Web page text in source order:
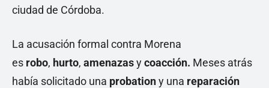
ciudad de Córdoba.
La acusación formal contra Morena
es robo, hurto, amenazasycoacción. Meses atrás
había solicitado una probationy una reparación